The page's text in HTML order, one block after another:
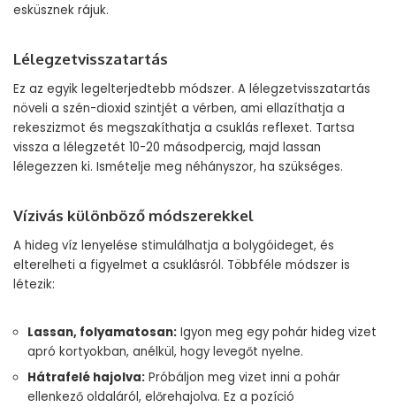
esküsznek rájuk.
Lélegzetvisszatartás
Ez az egyik legelterjedtebb módszer. A lélegzetvisszatartás
növeli a szén-dioxid szintjét a vérben, ami ellazíthatja a
rekeszizmot és megszakíthatja a csuklás reflexet. Tartsa
vissza a lélegzetét 10-20 másodpercig, majd lassan
lélegezzen ki. Ismételje meg néhányszor, ha szükséges.
Vízivás különböző módszerekkel
A hideg víz lenyelése stimulálhatja a bolygóideget, és
elterelheti a figyelmet a csuklásról. Többféle módszer is
létezik:
Lassan, folyamatosan: Igyon meg egy pohár hideg vizet
apró kortyokban, anélkül, hogy levegőt nyelne.
Hátrafelé hajolva: Próbáljon meg vizet inni a pohár
ellenkező oldaláról, előrehajolva. Ez a pozíció